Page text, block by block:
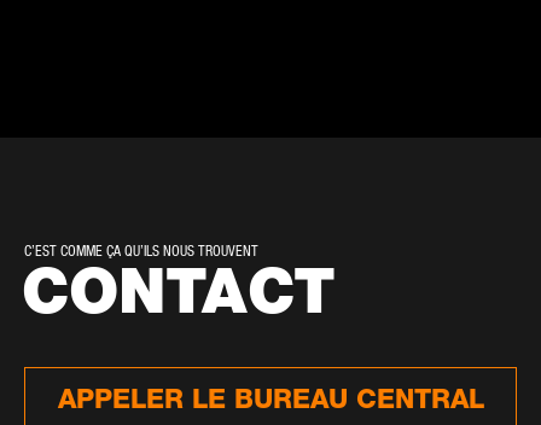
C’EST COMME ÇA QU’ILS NOUS TROUVENT
CONTACT
APPELER LE BUREAU CENTRAL